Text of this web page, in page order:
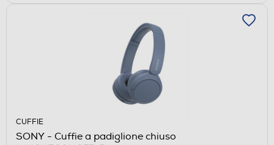
CUFFIE
SONY - Cuffie a padiglione chiuso